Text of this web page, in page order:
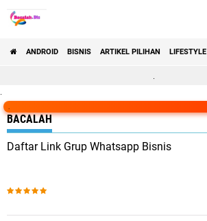
ANDROID BISNIS ARTIKEL PILIHAN LIFESTYLE
BACALAH
Daftar Link Grup Whatsapp Bisnis